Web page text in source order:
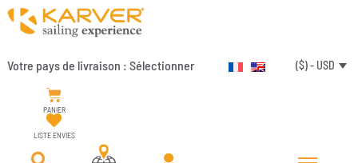
Votre pays de livraison : Sélectionner ($) - USD
PANIER
LISTE ENVIES